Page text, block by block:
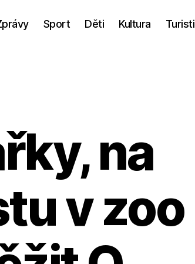
Sport Děti Kultura Turisti
na
v zoo